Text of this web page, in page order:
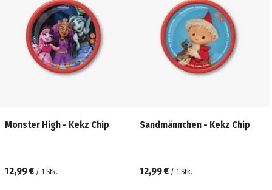
Monster High - Kekz Chip
12,99 € / 1 Stk.
Sandmännchen - Kekz Chip
12,99 € / 1 Stk.